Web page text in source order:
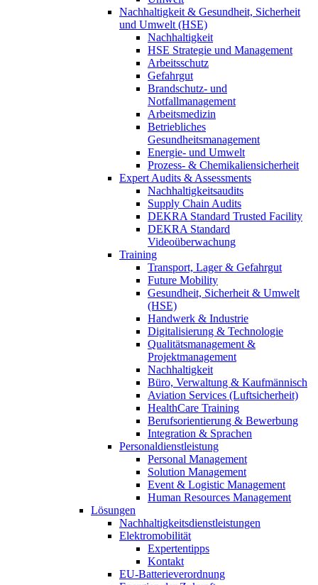
Nachhaltigkeit & Gesundheit, Sicherheit
und Umwelt (HSE)
Nachhaltigkeit
HSE Strategie und Management
Arbeitsschutz
Gefahrgut
Brandschutz- und
Notfallmanagement
Arbeitsmedizin
Betriebliches
Gesundheitsmanagement
Energie- und Umwelt
Prozess- & Chemikaliensicherheit
Expert Audits & Assessments
Nachhaltigkeitsaudits
Supply Chain Audits
DEKRA Standard Trusted Facility
DEKRA Standard
Videoüberwachung
Training
Transport, Lager & Gefahrgut
Future Mobility
Gesundheit, Sicherheit & Umwelt
(HSE)
Handwerk & Industrie
Digitalisierung & Technologie
Qualitätsmanagement &
Projektmanagement
Nachhaltigkeit
Büro, Verwaltung & Kaufmännisch
Aviation Services (Luftsicherheit)
HealthCare Training
Berufsorientierung & Bewerbung
Integration & Sprachen
Personaldienstleistung
Personal Management
Solution Management
Event & Logistic Management
Human Resources Management
Lösungen
Nachhaltigkeitsdienstleistungen
Elektromobilität
Expertentipps
Kontakt
EU-Batterieverordnung